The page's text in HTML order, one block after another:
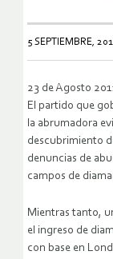
5 SEPTIEMBRE,
23 de Agosto
El partido que
la abrumadora
descubrimiento
denuncias de
campos de
Mientras tanto,
el ingreso de
con base en